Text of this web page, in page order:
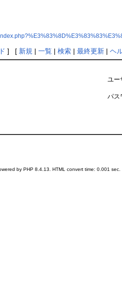
] [ 新規 | 一覧| 検索| 最終更新| ヘ
ユー
パス
by PHP 8.4.13. HTML convert time: 0.001 sec.